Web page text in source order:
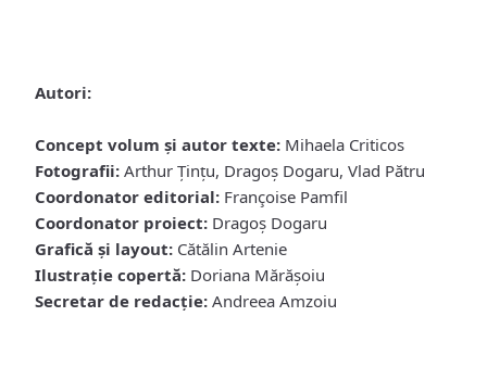
Autori:
Concept volum şi autor texte: Mihaela Criticos
Fotografii: Arthur Țințu, Dragoș Dogaru, Vlad Pătru
Coordonator editorial: Françoise Pamfil
Coordonator proiect: Dragoş Dogaru
Grafică şi layout: Cătălin Artenie
Ilustraţie copertă: Doriana Mărăşoiu
Secretar de redacţie: Andreea Amzoiu